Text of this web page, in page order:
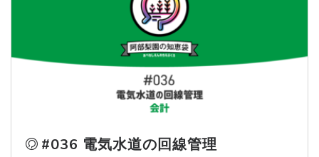
#036 電気水道の回線管理